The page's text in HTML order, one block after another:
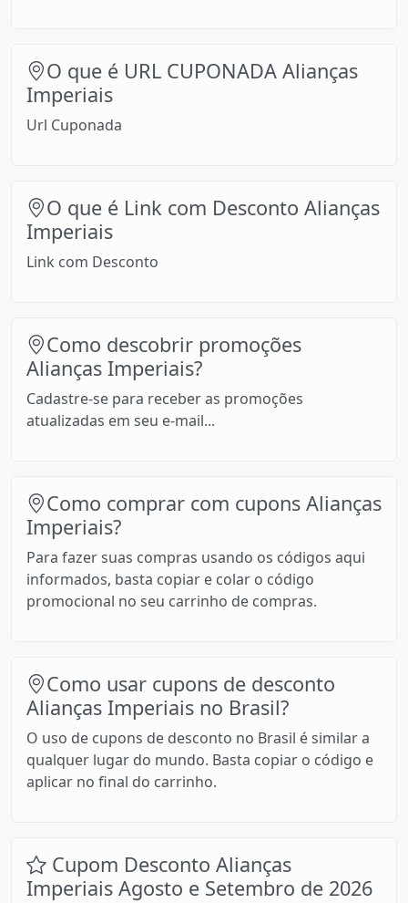
O que é URL CUPONADA Alianças
Imperiais
Url Cuponada
O que é Link com Desconto Alianças
Imperiais
Link com Desconto
Como descobrir promoções
Alianças Imperiais?
Cadastre-se para receber as promoções
atualizadas em seu e-mail...
Como comprar com cupons Alianças
Imperiais?
Para fazer suas compras usando os códigos aqui
informados, basta copiar e colar o código
promocional no seu carrinho de compras.
Como usar cupons de desconto
Alianças Imperiais no Brasil?
O uso de cupons de desconto no Brasil é similar a
qualquer lugar do mundo. Basta copiar o código e
aplicar no final do carrinho.
Cupom Desconto Alianças
Imperiais Agosto e Setembro de 2026